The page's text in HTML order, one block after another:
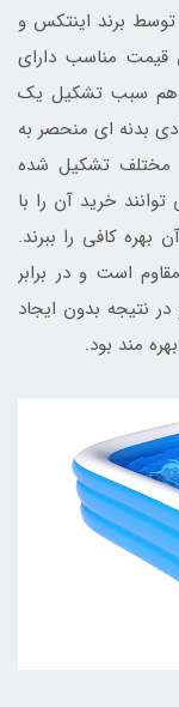
توسط برند اینتکس و
مناسب دارای
هم سبب تشکیل یک
بدنه ای منحصر به
مختلف تشکیل شده
خرید آن را با
کافی را ببرند.
است و در برابر
نتیجه بدون ایجاد
مند بود.